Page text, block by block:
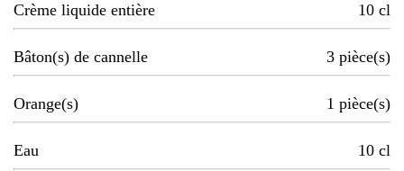
Crème liquide entière 10 cl
Bâton(s) de cannelle 3 pièce(s)
Orange(s) 1 pièce(s)
Eau 10 cl